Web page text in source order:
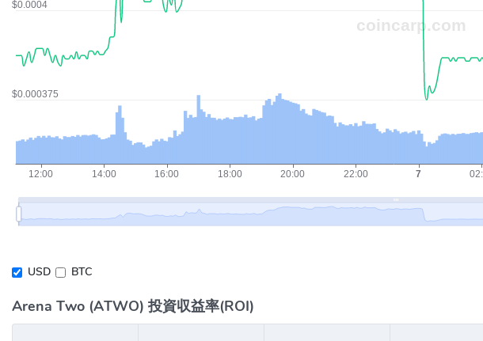
USD BTC
Arena Two (ATWO) 投資収益率(ROI)